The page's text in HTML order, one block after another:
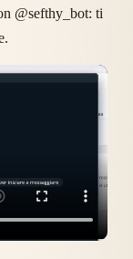
@sefthy_bot: ti